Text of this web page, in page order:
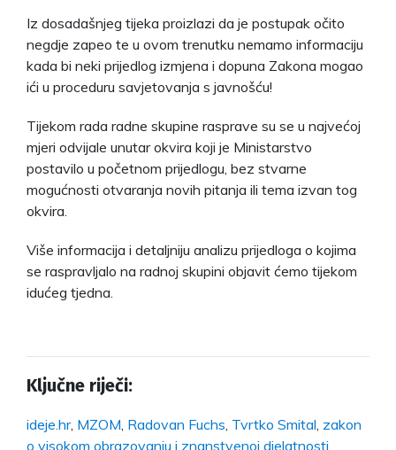
Iz dosadašnjeg tijeka proizlazi da je postupak očito
negdje zapeo te u ovom trenutku nemamo informaciju
kada bi neki prijedlog izmjena i dopuna Zakona mogao
ići u proceduru savjetovanja s javnošću!
Tijekom rada radne skupine rasprave su se u najvećoj
mjeri odvijale unutar okvira koji je Ministarstvo
postavilo u početnom prijedlogu, bez stvarne
mogućnosti otvaranja novih pitanja ili tema izvan tog
okvira.
Više informacija i detaljniju analizu prijedloga o kojima
se raspravljalo na radnoj skupini objavit ćemo tijekom
idućeg tjedna.
Ključne riječi:
ideje.hr, MZOM Radovan Fuchs Tvrtko Smital zakon
o visokom obrazovanju i znanstvenoj djelatnosti